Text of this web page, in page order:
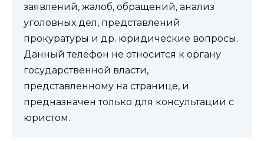
заявлений, жалоб, обращений, анализ
уголовных дел, представлений
прокуратуры и др. юридические вопросы.
Данный телефон не относится к органу
государственной власти,
представленному на странице, и
предназначен только для консультации с
юристом.